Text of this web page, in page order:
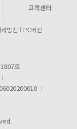
고객센터
리방침 PC버전
호